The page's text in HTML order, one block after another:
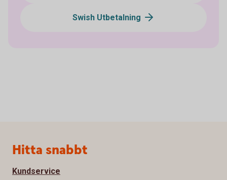
Swish Utbetalning
Sidfot
Hitta snabbt
Kundservice